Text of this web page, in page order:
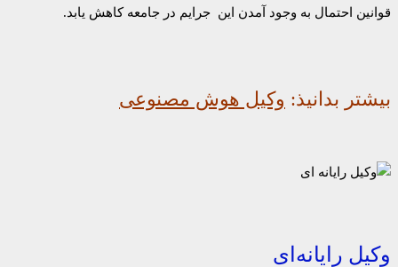
قوانین احتمال به وجود آمدن این جرایم در جامعه کاهش یابد.
بیشتر بدانیذ: وکیل هوش مصنوعی
وکیل رایانه‌ای